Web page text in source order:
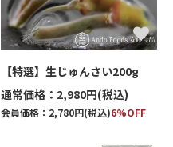
【特選】生じゅんさい200g
通常価格：2,980円(税込)
会員価格：2,780円(税込)6%OFF